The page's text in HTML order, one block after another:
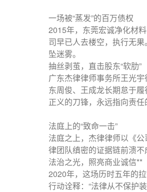
一场被“蒸发”的百万债权
2015年，东莞宏诚净化材
司早已人去楼空，执行无
坠迷雾。
抽丝剥茧，直击股东“软肋”
广东杰律律师事务所王光
东周俊、王成龙长期怠于
正义的刀锋，永远指向责任
法庭上的“致命一击”
法庭之上，杰律律师以《
律团队缜密的证据链前溃
法治之光，照亮商业诚信**
2020年，这场历时五年的
行动诠释：“法律从不保护